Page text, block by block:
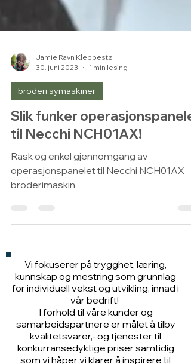
Jamie Ravn Kleppestø
30. juni 2023
1 min lesing
broderi symaskiner
Slik funker
til Necchi NCH01AX!
Rask og enkel gjennomgang av
Vi fokuserer på trygghet, læring,
kunnskap og mestring som grunnlag
for individuell vekst og utvikling, innad i
vår bedrift!
I forhold til våre kunder og
samarbeidspartnere er målet å tilby